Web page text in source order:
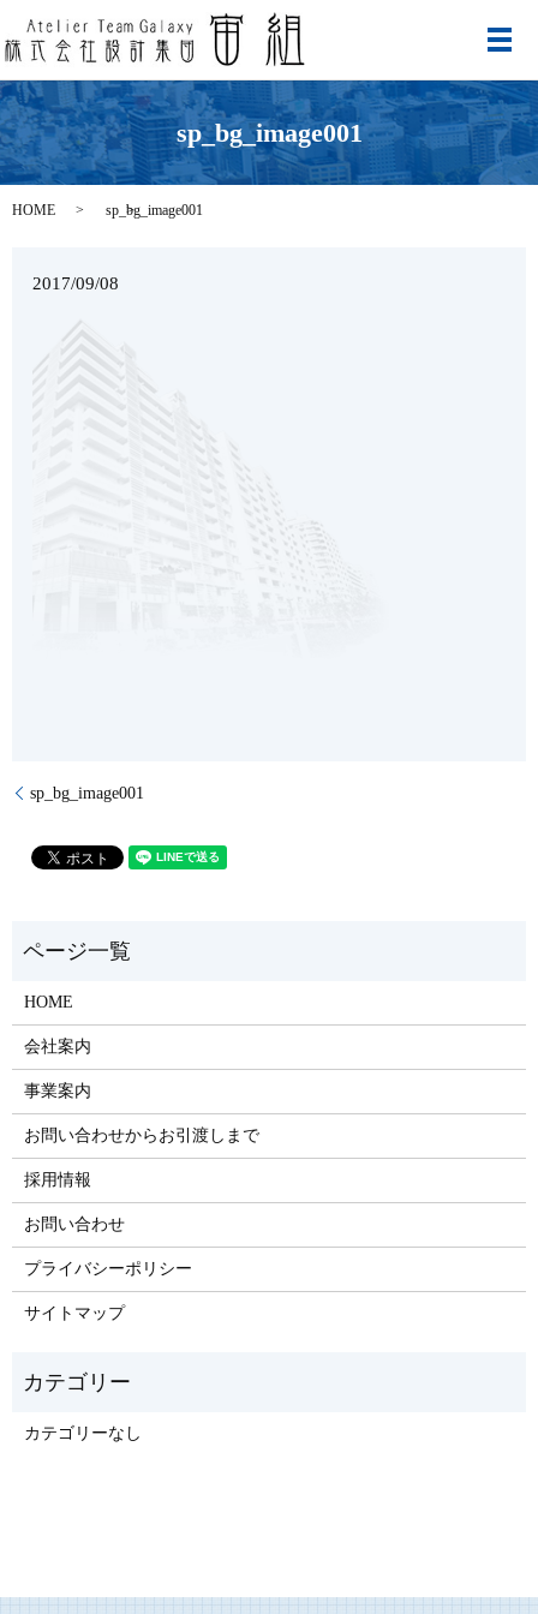
メ
sp_bg_image001
HOME sp_bg_image001
2017/09/08
sp_bg_image001
HOME
会社案内
事業案内
お問い合わせからお引渡しまで
採用情報
お問い合わせ
プライバシーポリシー
サイトマップ
カテゴリーなし